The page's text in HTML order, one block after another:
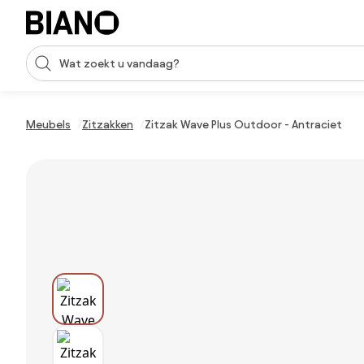
Navigatie overslaan, naar inhoud springen
Zoekopdracht invoeren
Meubels Zitzakken Zitzak Wave Plus Outdoor - Antraciet